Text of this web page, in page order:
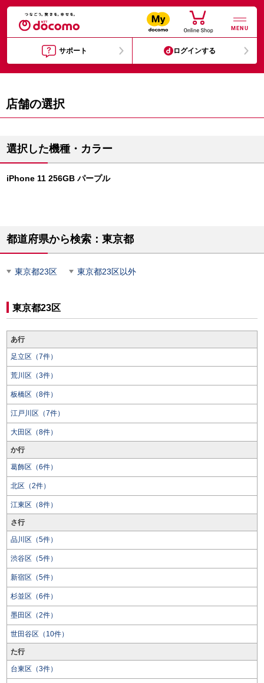
MENU
サポート ログインする
店舗の選択
選択した機種・カラー
iPhone 11 256GB パープル
都道府県から検索：東京都
東京都23区 東京都23区以外
東京都23区
あ行
足立区（7件）
荒川区（3件）
板橋区（8件）
江戸川区（7件）
大田区（8件）
か行
葛飾区（6件）
北区（2件）
江東区（8件）
さ行
品川区（5件）
渋谷区（5件）
新宿区（5件）
杉並区（6件）
墨田区（2件）
世田谷区（10件）
た行
台東区（3件）